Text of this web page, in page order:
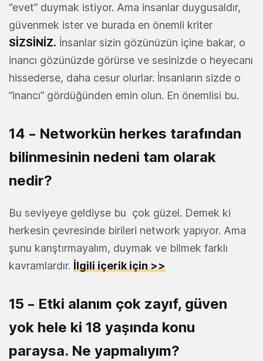
“evet” duymak istiyor. Ama insanlar duygusaldır,
güvenmek ister ve burada en önemli kriter
SİZSİNİZ. İnsanlar sizin gözünüzün içine bakar, o
inancı gözünüzde görürse ve sesinizde o heyecanı
hissederse, daha cesur olurlar. İnsanların sizde o
“inancı” gördüğünden emin olun. En önemlisi bu.
14 – Networkün herkes tarafından
bilinmesinin nedeni tam olarak
nedir?
Bu seviyeye geldiyse bu çok güzel. Demek ki
herkesin çevresinde birileri network yapıyor. Ama
şunu karıştırmayalım, duymak ve bilmek farklı
kavramlardır. İlgili içerik için >>
15 – Etki alanım çok zayıf, güven
yok hele ki 18 yaşında konu
paraysa. Ne yapmalıyım?